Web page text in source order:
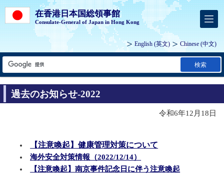
在香港日本国総領事館
Consulate-General of Japan in Hong Kong
English (英文) Chinese (中文)
検索
過去のお知らせ-2022
令和6年12月18日
【注意喚起】健康管理対策について
海外安全対策情報（2022/12/14）
【注意喚起】南京事件記念日に伴う注意喚起